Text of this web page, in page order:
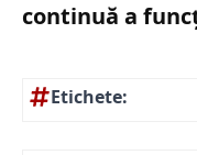
continuă a
Etichete: